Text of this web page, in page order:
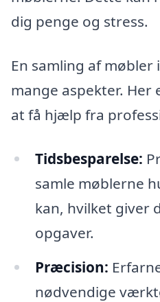
dig penge og stress.
En samling af
mange aspekter. Her
at få hjælp fra
Tidsbesparelse:
samle møblerne
kan, hvilket giver
opgaver.
Præcision:
nødvendige